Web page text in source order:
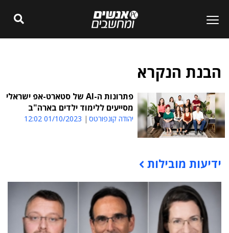
הבנת הנקרא
פתרונות ה-AI של סטארט-אפ ישראלי
מסייעים ללימוד ילדים בארה"ב
יהודה קונפורטס 01/10/2023 12:02
תוכן פרסומי
ידיעות מובילות